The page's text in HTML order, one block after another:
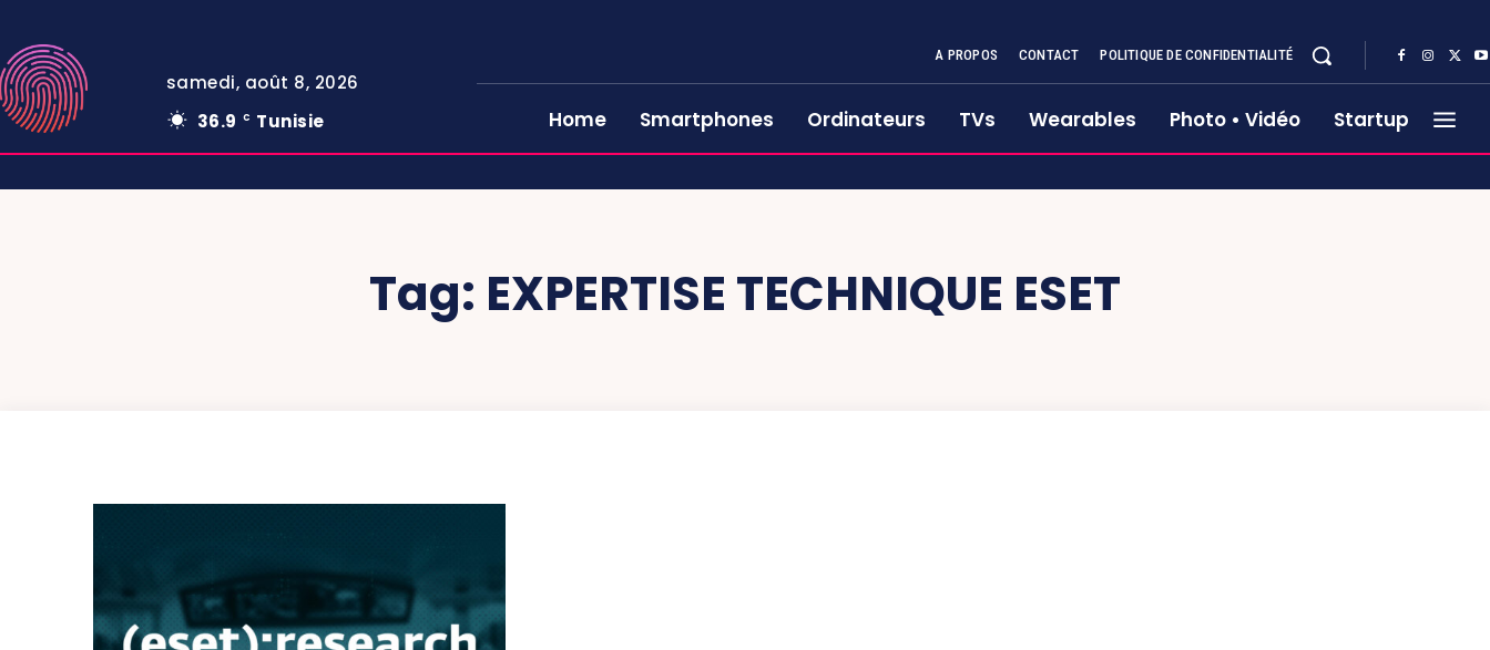
samedi, août 8, 2026
36.9
C Tunisie
A PROPOS CONTACT POLITIQUE DE CONFIDENTIALITÉ
Home Smartphones Ordinateurs TVs Wearables Photo • Vidéo Startup
Tag: EXPERTISE TECHNIQUE ESET